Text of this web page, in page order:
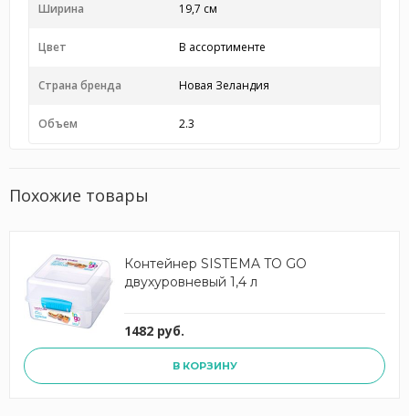
Ширина 19,7 см
Цвет В ассортименте
Страна бренда Новая Зеландия
Объем 2.3
Похожие товары
Контейнер SISTEMA TO GO
двухуровневый 1,4 л
1482 руб.
В КОРЗИНУ